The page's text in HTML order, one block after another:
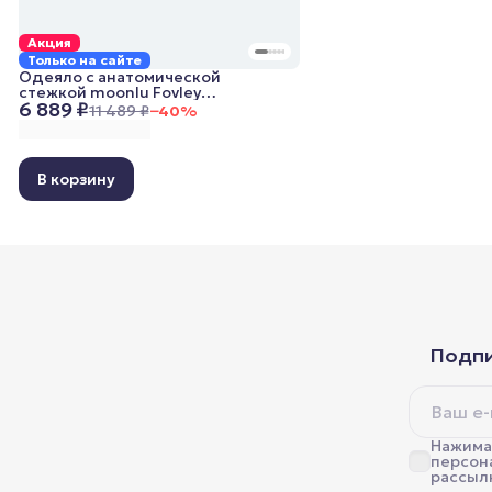
Акция
Только на сайте
6 889 ₽11 489 ₽−40%
Одеяло с анатомической
стежкой moonlu Fovley
Lightweight, 200x220 см,
облегченное
В корзину